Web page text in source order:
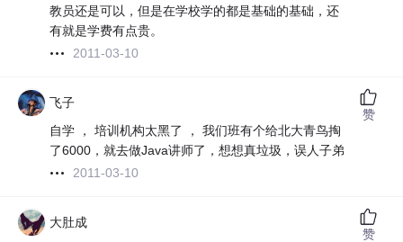
教员还是可以，但是在学校学的都是基础的基础，还
有就是学费有点贵。
2011-03-10
飞子
自学 ， 培训机构太黑了 ， 我们班有个给北大青鸟掏
了6000，就去做Java讲师了，想想真垃圾，误人子弟
2011-03-10
赞
大肚成
赞